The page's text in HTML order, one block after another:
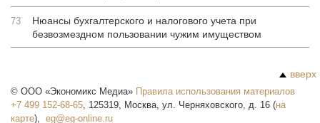
73
Нюансы бухгалтерского и налогового учета при
безвозмездном пользовании чужим имуществом
вверх
© ООО «Экономикс Медиа» Правила использования материалов
+7 499 152-68-65, 125319, Москва, ул. Черняховского, д. 16 (на
карте),